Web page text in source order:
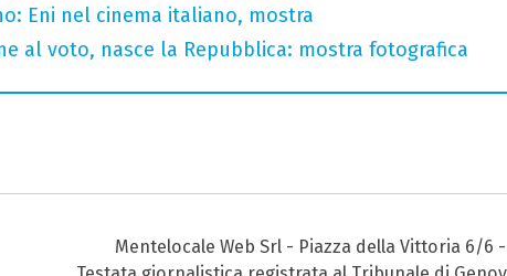
Eni nel cinema italiano, mostra
al voto, nasce la Repubblica: mostra fotografica
Mentelocale Web Srl - Piazza della Vittoria 6/6